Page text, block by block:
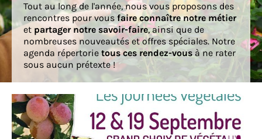
Tout au long de l'année, nous vous proposons des
rencontres pour vous faire connaître notre métier
et partager notre savoir-faire, ainsi que de
nombreuses nouveautés et offres spéciales. Notre
agenda répertorie tous ces rendez-vousà ne rater
sous aucun prétexte !